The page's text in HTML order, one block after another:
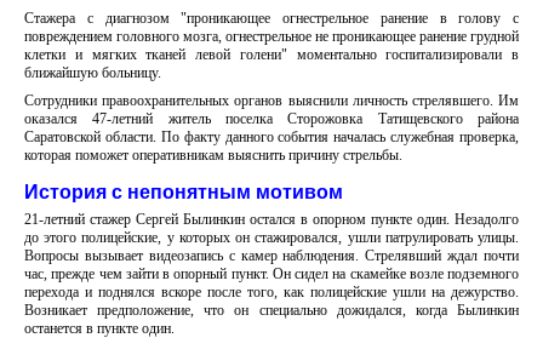
Стажера с диагнозом "проникающее огнестрельное ранение в голову с
повреждением головного мозга, огнестрельное не проникающее ранение грудной
клетки и мягких тканей левой голени" моментально госпитализировали в
ближайшую больницу.
Сотрудники правоохранительных органов выяснили личность стрелявшего. Им
оказался 47-летний житель поселка Сторожовка Татищевского района
Саратовской области. По факту данного события началась служебная проверка,
которая поможет оперативникам выяснить причину стрельбы.
История с непонятным мотивом
21-летний стажер Сергей Былинкин остался в опорном пункте один. Незадолго
до этого полицейские, у которых он стажировался, ушли патрулировать улицы.
Вопросы вызывает видеозапись с камер наблюдения. Стрелявший ждал почти
час, прежде чем зайти в опорный пункт. Он сидел на скамейке возле подземного
перехода и поднялся вскоре после того, как полицейские ушли на дежурство.
Возникает предположение, что он специально дожидался, когда Былинкин
останется в пункте один.